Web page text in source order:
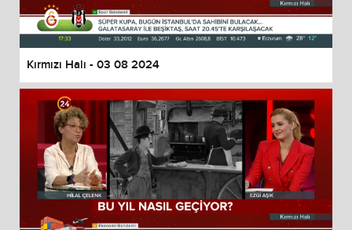
Kırmızı Halı - 03 08 2024